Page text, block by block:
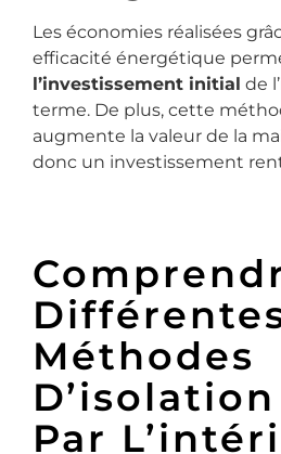
Les économies réalisées
efficacité énergétique
l’investissement initial de
terme. De plus, cette
augmente la valeur de la
donc un investissement
Méthodes
Par